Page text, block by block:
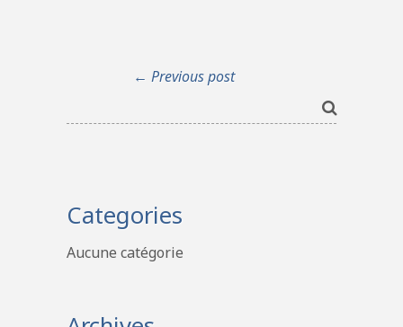
← Previous post
Categories
Aucune catégorie